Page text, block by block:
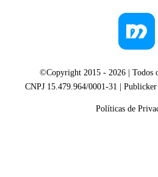
©Copyright 2015 - 2026 | Todos
CNPJ 15.479.964/0001-31 |
Políticas de